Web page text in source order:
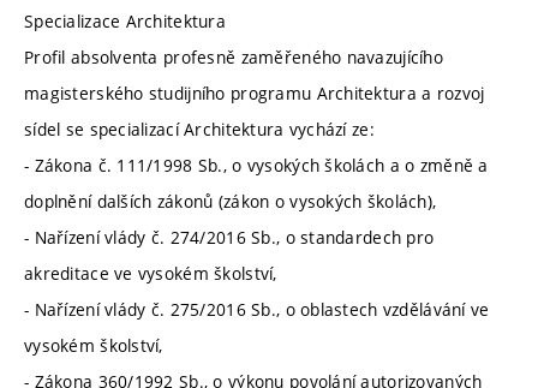
Specializace Architektura
Profil absolventa profesně zaměřeného navazujícího
magisterského studijního programu Architektura a rozvoj
sídel se specializací Architektura vychází ze:
- Zákona č. 111/1998 Sb., o vysokých školách a o změně a
doplnění dalších zákonů (zákon o vysokých školách),
- Nařízení vlády č. 274/2016 Sb., o standardech pro
akreditace ve vysokém školství,
- Nařízení vlády č. 275/2016 Sb., o oblastech vzdělávání ve
vysokém školství,
- Zákona 360/1992 Sb., o výkonu povolání autorizovaných